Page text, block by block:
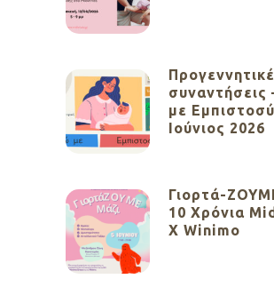
συναντήσεις
με
Ιούνιος 2026
Γιορτά-
10 Χρόνια
X Winimo